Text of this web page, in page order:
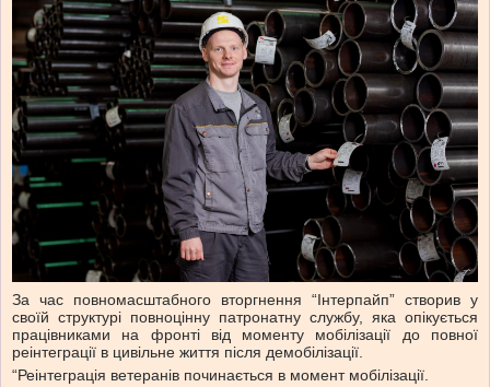
За час повномасштабного вторгнення “Інтерпайп” створив у
своїй структурі повноцінну патронатну службу, яка опікується
працівниками на фронті від моменту мобілізації до повної
реінтеграції в цивільне життя після демобілізації.
“Реінтеграція ветеранів починається в момент мобілізації.